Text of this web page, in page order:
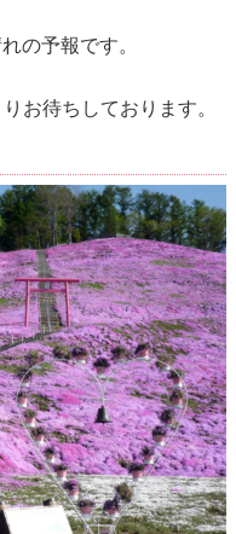
の予報です。
お待ちしております。